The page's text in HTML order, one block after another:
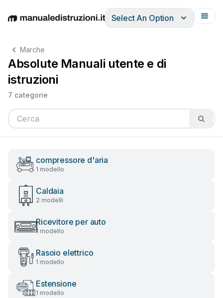
EnglishDeutschEspañolItalianoFrançais
Select An Option
Marche
Absolute Manuali utente e di
istruzioni
7 categorie
compressore d'aria
1 modello
Caldaia
2 modelli
Ricevitore per auto
1 modello
Rasoio elettrico
1 modello
Estensione
1 modello